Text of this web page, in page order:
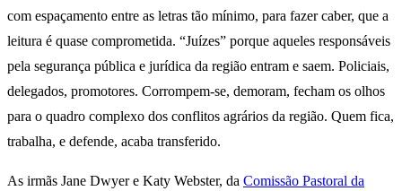
com espaçamento entre as letras tão mínimo, para fazer caber, que a
leitura é quase comprometida. “Juízes” porque aqueles responsáveis
pela segurança pública e jurídica da região entram e saem. Policiais,
delegados, promotores. Corrompem-se, demoram, fecham os olhos
para o quadro complexo dos conflitos agrários da região. Quem fica,
trabalha, e defende, acaba transferido.
As irmãs Jane Dwyer e Katy Webster, da Comissão Pastoral da